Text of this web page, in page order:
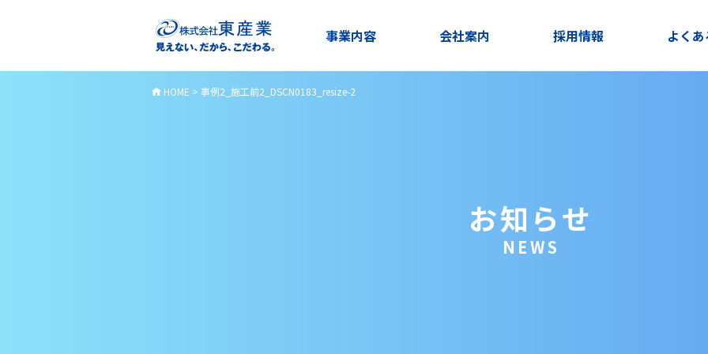
事業内容 会社案内 採用情報 よく
HOME > 事例2_施工前2_DSCN0183_resize-2
お知らせ
NEWS